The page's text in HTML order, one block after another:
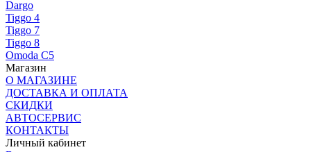
Dargo
Tiggo 4
Tiggo 7
Tiggo 8
Omoda C5
Магазин
О МАГАЗИНЕ
ДОСТАВКА И ОПЛАТА
СКИДКИ
АВТОСЕРВИС
КОНТАКТЫ
Личный кабинет